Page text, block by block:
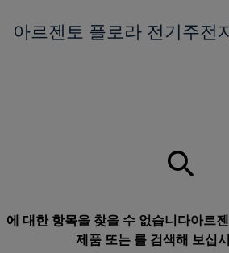
아르젠토 플로라 전기주전
에 대한 항목을 찾을 수 없습니다아르
제품 또는 를 검색해 보십